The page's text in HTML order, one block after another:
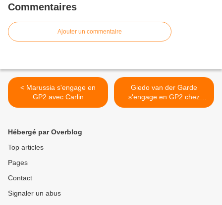
Commentaires
Ajouter un commentaire
< Marussia s'engage en
GP2 avec Carlin
Giedo van der Garde
s'engage en GP2 chez
Caterham Racing >
Hébergé par Overblog
Top articles
Pages
Contact
Signaler un abus